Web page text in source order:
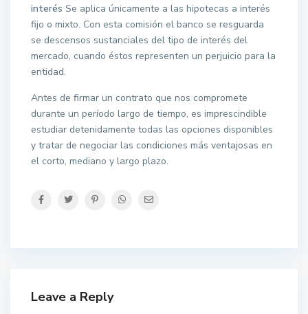
interés Se aplica únicamente a las hipotecas a interés
fijo o mixto. Con esta comisión el banco se resguarda
se descensos sustanciales del tipo de interés del
mercado, cuando éstos representen un perjuicio para la
entidad.
Antes de firmar un contrato que nos compromete
durante un período largo de tiempo, es imprescindible
estudiar detenidamente todas las opciones disponibles
y tratar de negociar las condiciones más ventajosas en
el corto, mediano y largo plazo.
Leave a Reply